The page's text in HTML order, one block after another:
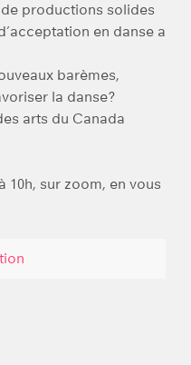
productions solides
en danse a
barèmes,
la danse?
arts du Canada
10h, sur zoom, en vous